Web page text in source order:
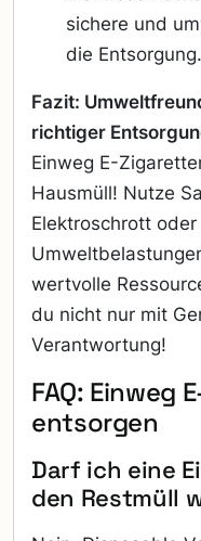
sichere und
die Entsorgung.
Fazit:
richtiger
Einweg E-
Hausmüll! Nutze
Elektroschrott
wertvolle
du nicht nur mit
Verantwortung!
FAQ: Einweg
entsorgen
Darf ich eine
den Restmüll